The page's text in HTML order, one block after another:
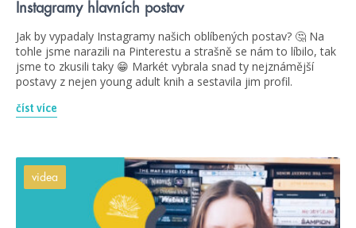
Instagramy hlavních postav
Jak by vypadaly Instagramy našich oblíbených postav? 🤔 Na
tohle jsme narazili na Pinterestu a strašně se nám to líbilo, tak
jsme to zkusili taky 😁 Markét vybrala snad ty nejznámější
postavy z nejen young adult knih a sestavila jim profil.
číst více
videa